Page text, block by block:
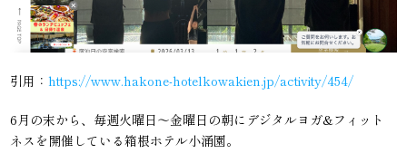
引用：https://www.hakone-hotelkowakien.jp/activity/454/
6月の末から、毎週火曜日～金曜日の朝にデジタルヨガ&フィット
ネスを開催している箱根ホテル小涌園。